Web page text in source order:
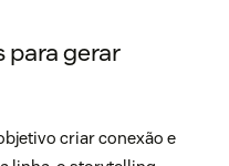
para gerar
criar conexão e